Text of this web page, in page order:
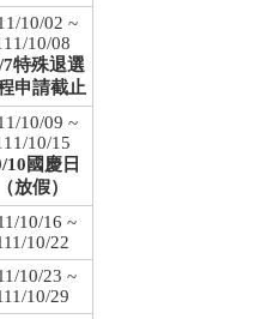
10/02 ~
10/08
7特殊退選
申請截止
10/09 ~
10/15
10國慶日
（放假）
10/16 ~
10/22
10/23 ~
10/29